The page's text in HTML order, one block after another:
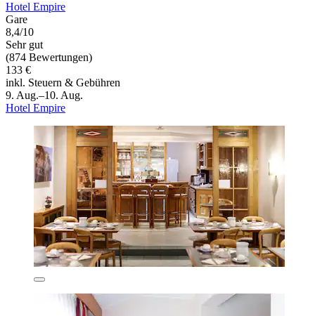
Hotel Empire
Gare
8,4/10
Sehr gut
(874 Bewertungen)
133 €
inkl. Steuern & Gebühren
9. Aug.–10. Aug.
Hotel Empire